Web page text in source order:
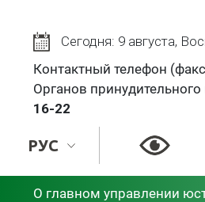
Сегодня: 9 августа,
Контактный телефон
Органов
16-22
РУС
О главном управлении